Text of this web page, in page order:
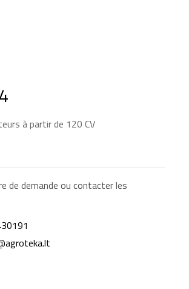
à partir de 120 CV
de demande ou contacter les